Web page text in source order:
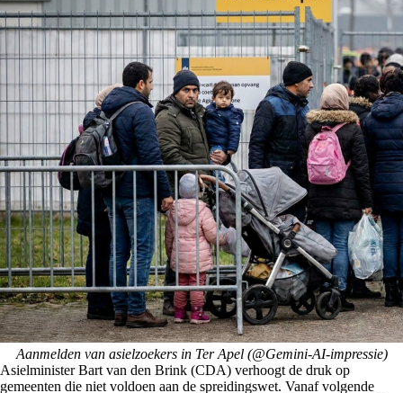
Aanmelden van asielzoekers in Ter Apel (@Gemini-AI-impressie)
Asielminister Bart van den Brink (CDA) verhoogt de druk op
gemeenten die niet voldoen aan de spreidingswet. Vanaf volgende